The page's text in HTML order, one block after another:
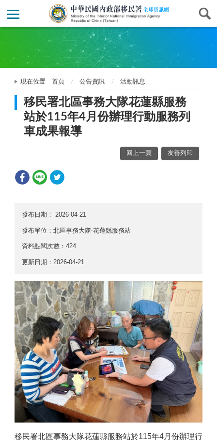
現在位置 首頁 公告資訊 活動訊息
移民署北區事務大隊花蓮縣服務
站於115年4月份辦理行動服務列
車成果報導
回上一頁 友善列印
發布日期： 2026-04-21
發布單位：北區事務大隊‧花蓮縣服務站
資料點閱次數：424
更新日期：2026-04-21
移民署北區事務大隊花蓮縣服務站於115年4月份辦理行